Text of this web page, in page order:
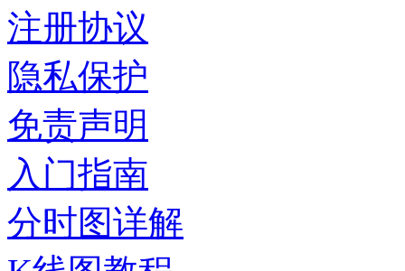
注册协议
隐私保护
免责声明
入门指南
分时图详解